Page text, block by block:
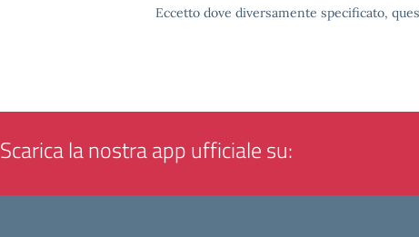
Eccetto dove diversamente specificato,
Scarica la nostra app ufficiale su: